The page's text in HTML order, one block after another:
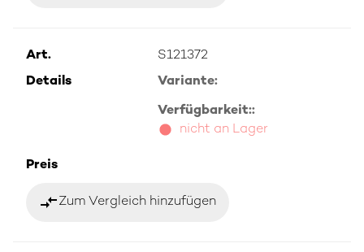
Art.
S121372
Details
Variante:
Verfügbarkeit::
nicht an Lager
Preis
compare_arrowsZum Vergleich hinzufügen